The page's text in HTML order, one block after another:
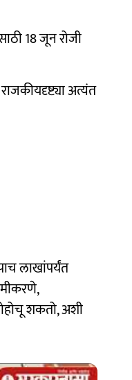
18 जून रोजी
अत्यंत
लाखांपर्यंत
शकतो, अशी